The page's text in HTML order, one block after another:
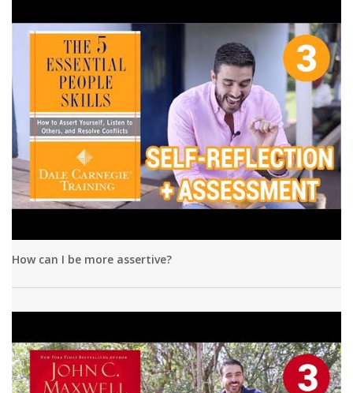
How can I be more assertive?